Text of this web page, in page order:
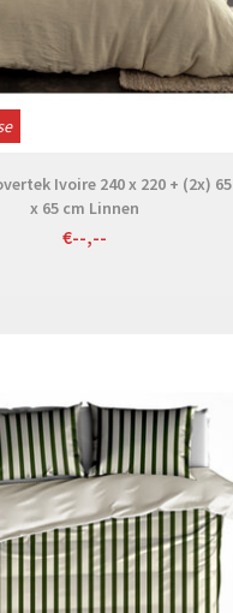
Ivoire 240 x 220 + (2x) 65
x 65 cm Linnen
€--,--